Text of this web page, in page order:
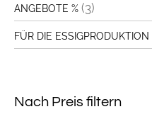
ANGEBOTE % (3)
FÜR DIE ESSIGPRODUKTION
Nach Preis filtern